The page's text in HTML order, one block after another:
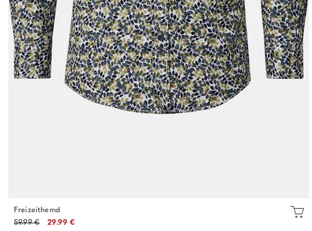
Freizeithemd
59.99 €
29.99 €